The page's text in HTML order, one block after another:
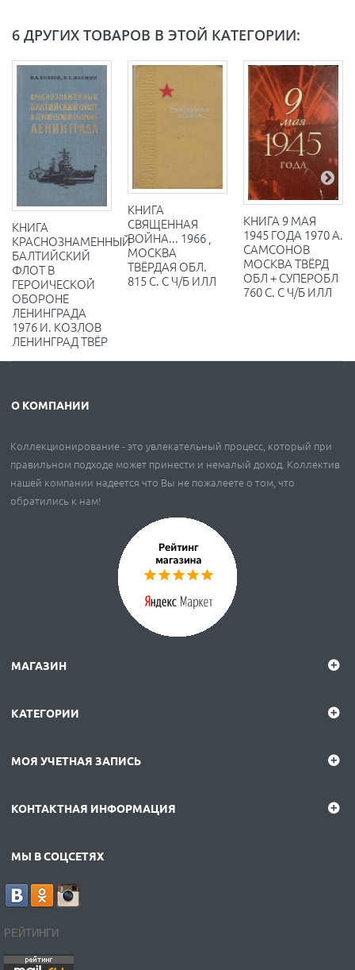
6 ДРУГИХ ТОВАРОВ В ЭТОЙ КАТЕГОРИИ:
КНИГА
КРАСНОЗНАМЕННЫЙ
БАЛТИЙСКИЙ
ФЛОТ В
ГЕРОИЧЕСКОЙ
ОБОРОНЕ
ЛЕНИНГРАДА
1976 И. КОЗЛОВ
ЛЕНИНГРАД ТВЁР
КНИГА
СВЯЩЕННАЯ
ВОЙНА... 1966 ,
МОСКВА
ТВЁРДАЯ ОБЛ.
815 С. С Ч/Б ИЛЛ
КНИГА 9 МАЯ
1945 ГОДА 1970 А.
САМСОНОВ
МОСКВА ТВЁРД
ОБЛ + СУПЕРОБЛ
760 С. С Ч/Б ИЛЛ
О КОМПАНИИ
Коллекционирование - это увлекательный процесс, который при
правильном подходе может принести и немалый доход. Коллектив
нашей компании надеется что Вы не пожалеете о том, что
обратились к нам!
МАГАЗИН
КАТЕГОРИИ
МОЯ УЧЕТНАЯ ЗАПИСЬ
КОНТАКТНАЯ ИНФОРМАЦИЯ
МЫ В СОЦСЕТЯХ
РЕЙТИНГИ